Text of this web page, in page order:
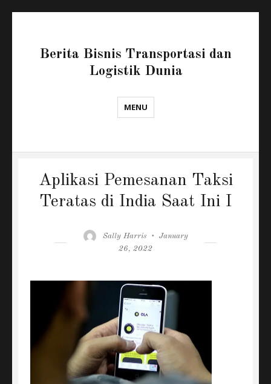
Berita Bisnis Transportasi dan
Logistik Dunia
MENU
Aplikasi Pemesanan Taksi
Teratas di India Saat Ini I
Author
Sally Harris
Posted
January
26, 2022